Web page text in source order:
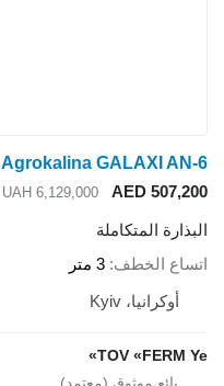
Agrokalina GALAXI AN-6
AED 507,200
UAH 6,129,000
البذارة المتكاملة
اتساع الخطف 3 متر
أوكرانيا، Kyiv
TOV «FERM Ye»